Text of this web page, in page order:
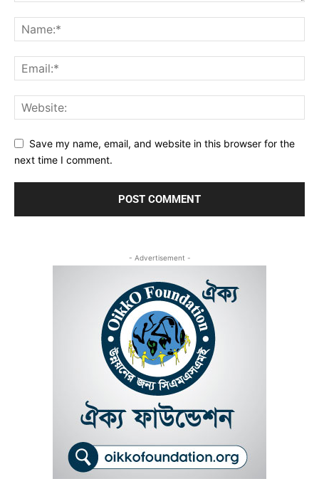
Save my name, email, and website in this browser for the
next time I comment.
- Advertisement -